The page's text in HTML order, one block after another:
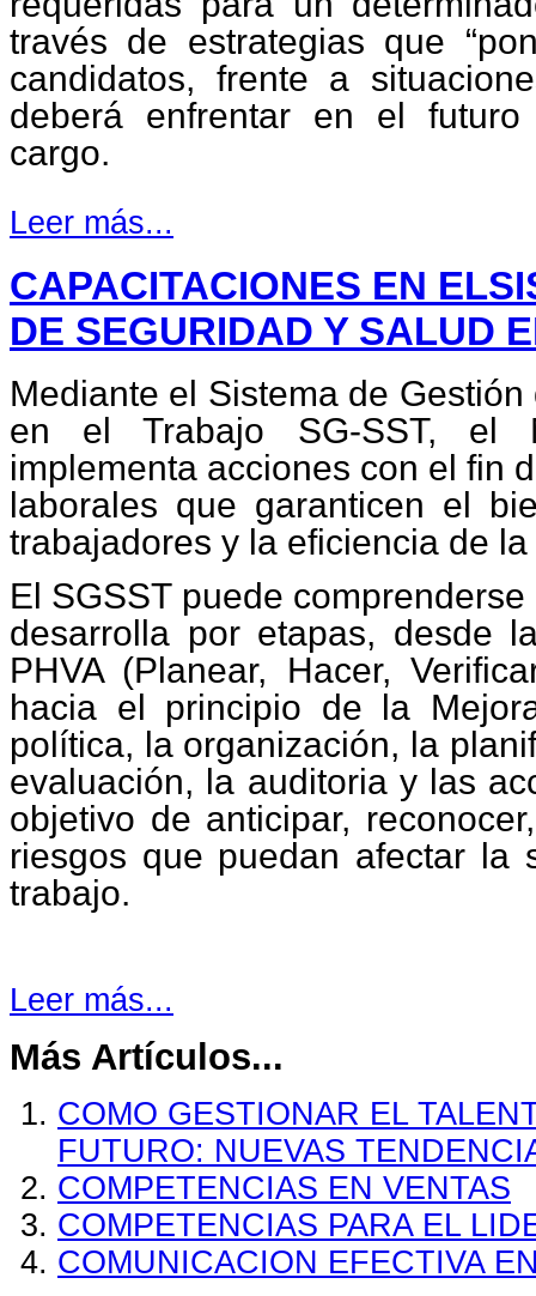
través de estrategias que
candidatos, frente a
deberá enfrentar en el
cargo.
Leer más...
CAPACITACIONES EN
DE SEGURIDAD Y SALUD
Mediante el Sistema de
en el Trabajo SG-SST, el
implementa acciones con el fin
laborales que garanticen el
trabajadores y la eficiencia de
El SGSST puede
desarrolla por etapas, desde
PHVA (Planear, Hacer,
hacia el principio de la
política, la organización, la
evaluación, la auditoriay las
objetivo de anticipar,
riesgos que puedan afectar la
trabajo.
Leer más...
Más Artículos...
COMO GESTIONAR EL
FUTURO: NUEVAS
COMPETENCIAS EN VENTAS
COMPETENCIAS PARA EL
COMUNICACION EFECTIVA